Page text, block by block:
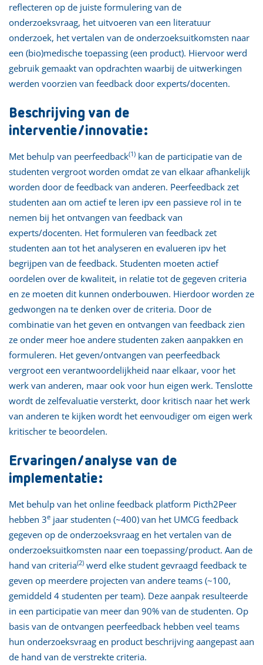
reflecteren op de juiste formulering van de
onderzoeksvraag, het uitvoeren van een literatuur
onderzoek, het vertalen van de onderzoeksuitkomsten naar
een (bio)medische toepassing (een product). Hiervoor werd
gebruik gemaakt van opdrachten waarbij de uitwerkingen
werden voorzien van feedback door experts/docenten.
Beschrijving van de
interventie/innovatie:
Met behulp van peerfeedback(1) kan de participatie van de
studenten vergroot worden omdat ze van elkaar afhankelijk
worden door de feedback van anderen. Peerfeedback zet
studenten aan om actief te leren ipv een passieve rol in te
nemen bij het ontvangen van feedback van
experts/docenten. Het formuleren van feedback zet
studenten aan tot het analyseren en evalueren ipv het
begrijpen van de feedback. Studenten moeten actief
oordelen over de kwaliteit, in relatie tot de gegeven criteria
en ze moeten dit kunnen onderbouwen. Hierdoor worden ze
gedwongen na te denken over de criteria. Door de
combinatie van het geven en ontvangen van feedback zien
ze onder meer hoe andere studenten zaken aanpakken en
formuleren. Het geven/ontvangen van peerfeedback
vergroot een verantwoordelijkheid naar elkaar, voor het
werk van anderen, maar ook voor hun eigen werk. Tenslotte
wordt de zelfevaluatie versterkt, door kritisch naar het werk
van anderen te kijken wordt het eenvoudiger om eigen werk
kritischer te beoordelen.
Ervaringen/analyse van de
implementatie:
Met behulp van het online feedback platform Picth2Peer
hebben 3e jaar studenten (~400) van het UMCG feedback
gegeven op de onderzoeksvraag en het vertalen van de
onderzoeksuitkomsten naar een toepassing/product. Aan de
hand van criteria(2) werd elke student gevraagd feedback te
geven op meerdere projecten van andere teams (~100,
gemiddeld 4 studenten per team). Deze aanpak resulteerde
in een participatie van meer dan 90% van de studenten. Op
basis van de ontvangen peerfeedback hebben veel teams
hun onderzoeksvraag en product beschrijving aangepast aan
de hand van de verstrekte criteria.